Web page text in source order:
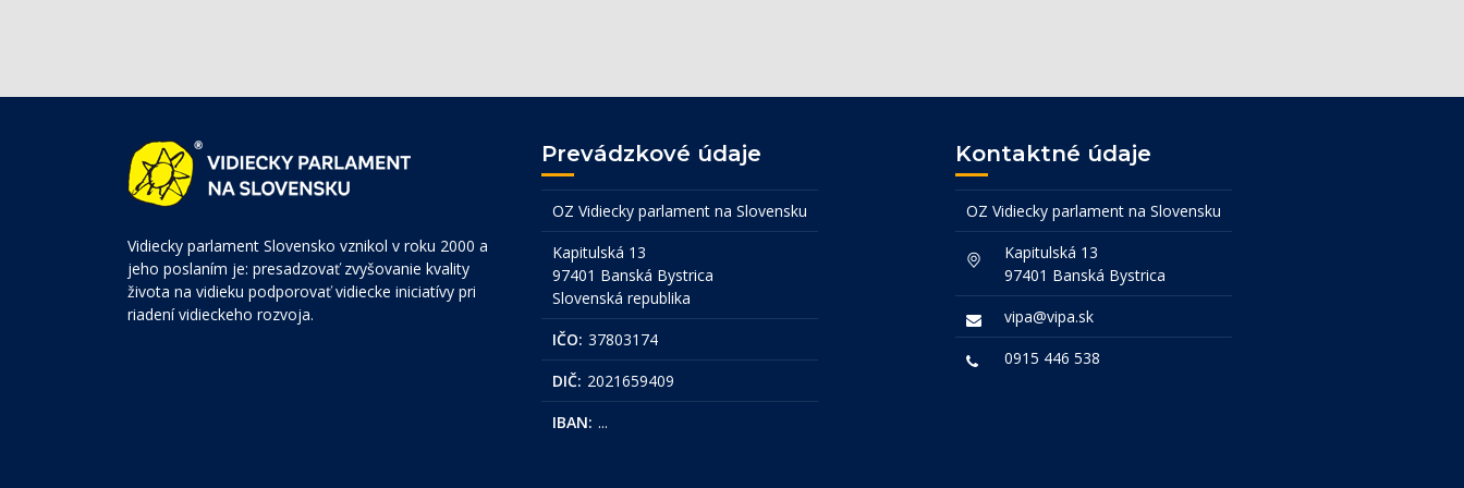
Vidiecky parlament Slovensko vznikol v roku 2000 a
jeho poslaním je: presadzovať zvyšovanie kvality
života na vidieku podporovať vidiecke iniciatívy pri
riadení vidieckeho rozvoja.
Prevádzkové údaje
OZ Vidiecky parlament na Slovensku
Kapitulská 13
97401 Banská Bystrica
Slovenská republika
IČO: 37803174
DIČ: 2021659409
IBAN: ...
Kontaktné údaje
OZ Vidiecky parlament na Slovensku
Kapitulská 13
97401 Banská Bystrica
vipa@vipa.sk
0915 446 538